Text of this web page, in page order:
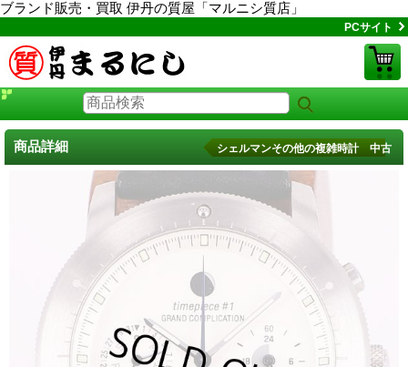
ブランド販売・買取 伊丹の質屋「マルニシ質店」
PCサイト
商品詳細 シェルマンその他の複雑時計 中古